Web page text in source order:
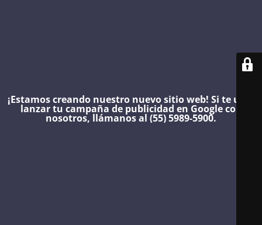
¡Estamos creando nuestro nuevo sitio web! Si te urge
lanzar tu campaña de publicidad en Google con
nosotros, llámanos al (55) 5989-5900.